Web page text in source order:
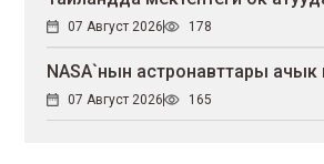
07 Август 2026 178
NASA`нын астронавттары
07 Август 2026 165